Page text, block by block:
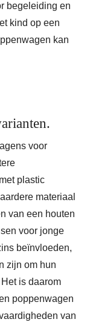
begeleiding en
kind op een
kan
voor
plastic
materiaal
van een houten
voor jonge
beïnvloeden,
zijn om hun
is daarom
poppenwagen
van